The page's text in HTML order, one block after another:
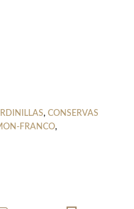
, CONSERVAS
FRANCO,